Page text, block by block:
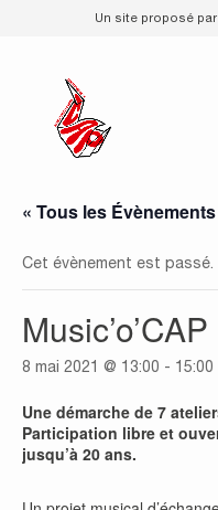
Un site proposé par
« Tous les Évènements
Cet évènement est passé.
Music’o’CAP
8 mai 2021 @ 13:00 - 15:00
Une démarche de 7
Participation libre et
jusqu’à 20 ans.